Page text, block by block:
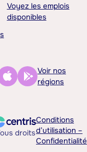
Voyez les emplois
disponibles
Voir nos
régions
droits
Conditions
d’utilisation –
Confidentialité